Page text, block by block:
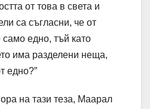
от това в света и
са съгласни, че от
едно, тъй като
има разделени неща,
едно?”
на тази теза, Маарал